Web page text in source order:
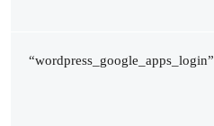
“wordpress_google_apps_login”